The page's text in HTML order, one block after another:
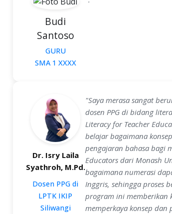
Budi
Santoso
GURU
SMA 1 XXXX
Dr. Isry Laila
Syathroh, M.Pd.
Dosen PPG di
LPTK IKIP
Siliwangi
"Saya merasa sangat
dosen PPG di bidang
Literacy for Teacher
belajar bagaimana
pengajaran bahasa bagi
Educators dari Monash
bagaimana numerasi
Inggris, sehingga proses
program ini memberikan
memperkaya konsep